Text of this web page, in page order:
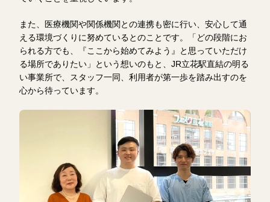
また、医療機関や関係機関との連携も密に行い、安心して通
える環境づくりに努めているとのことです。「どの段階にお
られる方でも、『ここから始めてみよう』と思っていただけ
る場所でありたい」という想いのもと、JR立花駅直結の明る
い事業所で、スタッフ一同、利用者が第一歩を踏み出すのを
心から待っています。